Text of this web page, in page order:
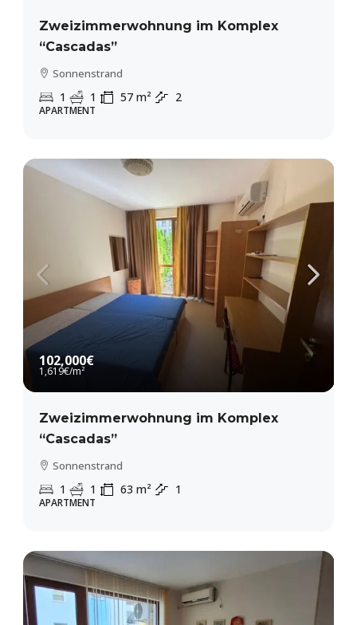
Zweizimmerwohnung im Komplex
“Cascadas”
Sonnenstrand
1 1 57 m² 2
APARTMENT
102,000€
1,619€/m²
Zweizimmerwohnung im Komplex
“Cascadas”
Sonnenstrand
1 1 63 m² 1
APARTMENT